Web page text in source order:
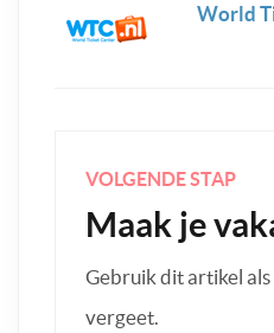
World
VOLGENDE STAP
Maak je
Gebruik dit artikel
vergeet.